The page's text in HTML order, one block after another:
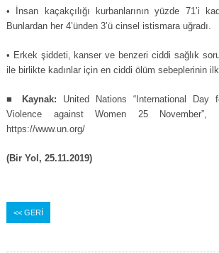
• İnsan kaçakçılığı kurbanlarının yüzde 71’i
Bunlardan her 4’ünden 3’ü cinsel istismara uğradı.
• Erkek şiddeti, kanser ve benzeri ciddi sağlık
ile birlikte kadınlar için en ciddi ölüm sebeplerinin ilk
■ Kaynak: United Nations “International Day
Violence against Women 25 November”,
https://www.un.org/
(Bir Yol, 25.11.2019)
<< GERİ